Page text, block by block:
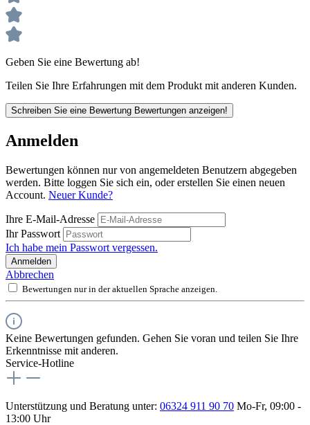
Geben Sie eine Bewertung ab!
Teilen Sie Ihre Erfahrungen mit dem Produkt mit anderen Kunden.
Schreiben Sie eine Bewertung Bewertungen anzeigen!
Anmelden
Bewertungen können nur von angemeldeten Benutzern abgegeben
werden. Bitte loggen Sie sich ein, oder erstellen Sie einen neuen
Account. Neuer Kunde?
Ihre E-Mail-Adresse
Ihr Passwort
Ich habe mein Passwort vergessen.
Anmelden
Abbrechen
Bewertungen nur in der aktuellen Sprache anzeigen.
Keine Bewertungen gefunden. Gehen Sie voran und teilen Sie Ihre
Erkenntnisse mit anderen.
Service-Hotline
Unterstützung und Beratung unter: 06324 911 90 70 Mo-Fr, 09:00 -
13:00 Uhr